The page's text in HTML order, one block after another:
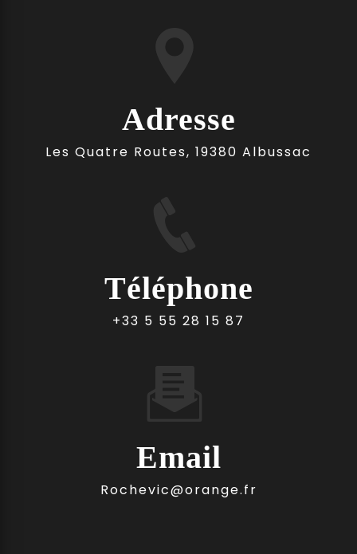
Adresse
Les Quatre Routes, 19380 Albussac
Téléphone
+33 5 55 28 15 87
Email
rochevic@orange.fr